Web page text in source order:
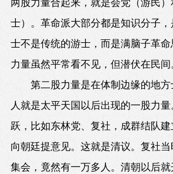
两股力量合起来，就是会党（游民
士）。革命派大部分都是知识分子
士不是传统的游士，而是满脑子革
力量虽然平常看不见，但潜伏在民间
第二股力量是在体制边缘的地
人就是太平天国以后出现的一股力
跃，比如东林党、复社，成群结队
向朝廷提意见。这就是清议。复社
集会，竟然有一万多人。清朝以后